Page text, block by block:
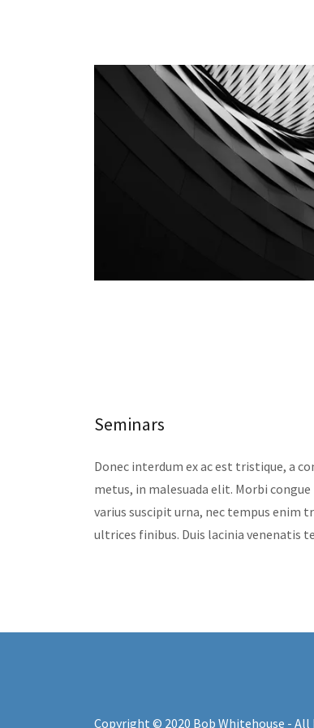
Seminars
Donec interdum ex ac est tristique, a
metus, in malesuada elit. Morbi
varius suscipit urna, nec tempus enim
ultrices finibus. Duis lacinia venenatis
Copyright © 2020 Bob Whitehouse - All